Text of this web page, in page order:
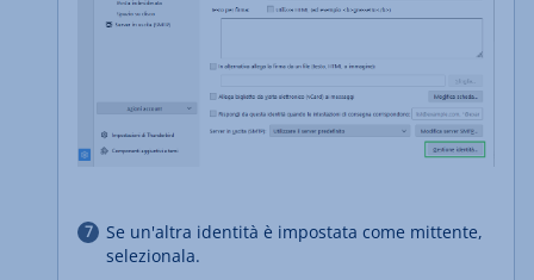
Se un'altra identità è impostata come mittente,
selezionala.